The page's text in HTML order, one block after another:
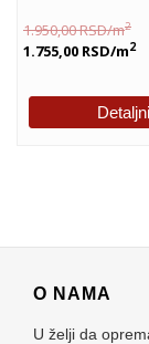
1.950,00RSD/m2
1.755,00 RSD/m2
O NAMA
U želji da